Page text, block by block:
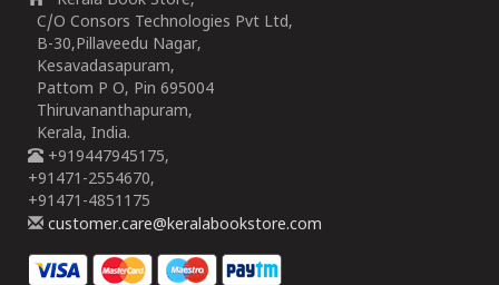
C/O Consors Technologies Pvt Ltd,
B-30,Pillaveedu Nagar,
Kesavadasapuram,
Pattom P O, Pin 695004
Thiruvananthapuram,
Kerala, India.
+919447945175,
+91471-2554670,
+91471-4851175
customer.care@keralabookstore.com